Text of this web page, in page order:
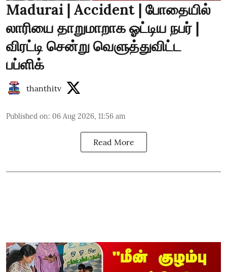
Madurai | Accident | போதையில்
லாரியை தாறுமாறாக ஓட்டிய நபர் |
விரட்டி சென்று வெளுத்துவிட்ட
பப்ளிக்
thanthitv
Published on: 06 Aug 2026, 11:56 am
Read More